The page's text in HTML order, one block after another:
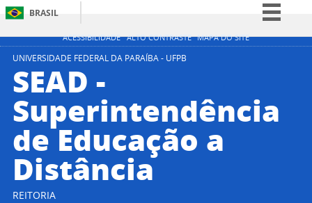
ACESSIBILIDADE ALTO CONTRASTE MAPA DO SITE
BRASIL
Simplifique!
Acesso à informação
Legislação
Canais
UNIVERSIDADE FEDERAL DA PARAÍBA - UFPB
SEAD -
Superintendência
de Educação a
Distância
REITORIA